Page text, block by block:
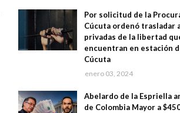
Por solicitud de la
Cúcuta ordenó trasladar
privadas de la libertad
encuentran en estación
Cúcuta
enero 03, 2024
Abelardo de la Espriella
de Colombia Mayor a